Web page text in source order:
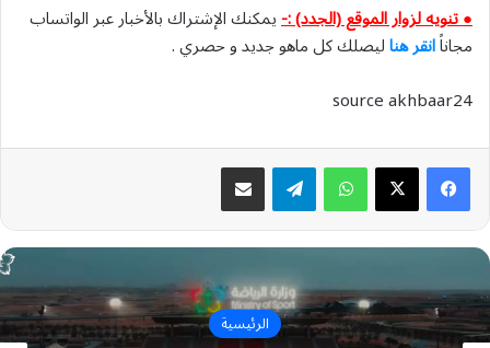
● تنويه لزوار الموقع (الجدد) :-يمكنك الإشتراك بالأخبار عبر الواتساب
مجاناًانقر هناليصلك كل ماهو جديد و حصري .
source akhbaar24
واتسابتيلقرام مشاركة عبر البريد
الرئيسية